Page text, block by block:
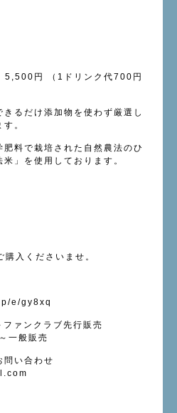
円 （1ドリンク代700円
るだけ添加物を使わず厳選し
。
料で栽培された自然農法のひ
」を使用しております。
入くださいませ。
e/gy8xq
ァンクラブ先行販売
一般販売
問い合わせ